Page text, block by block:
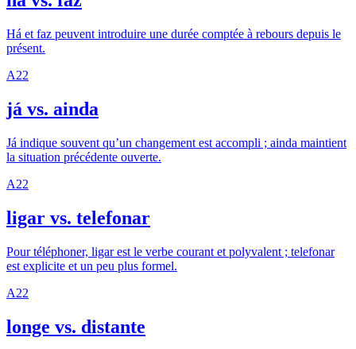
Há et faz peuvent introduire une durée comptée à rebours depuis le
présent.
A22
já vs. ainda
Já indique souvent qu’un changement est accompli ; ainda maintient
la situation précédente ouverte.
A22
ligar vs. telefonar
Pour téléphoner, ligar est le verbe courant et polyvalent ; telefonar
est explicite et un peu plus formel.
A22
longe vs. distante